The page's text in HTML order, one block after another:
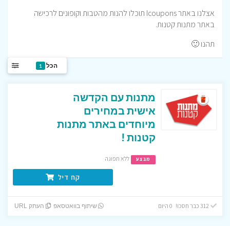
אצלנו באתר Icoupons תוכלו להנות מהטבות וקופונים לרכישה
באתר מתנות קטנות.
תהנו 🙂
הכל 1
מתנות עם הקדשה
אישית במחירים
מיוחדים באתר מתנות
קטנות !
מבצע ללא תפוגה
קח דיל
שיתוף בוואטסאפ העתק URL